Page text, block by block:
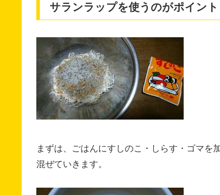
サランラップを使うのがポイント
まずは、ごはんにすしのこ・しらす・ゴマ
混ぜていきます。